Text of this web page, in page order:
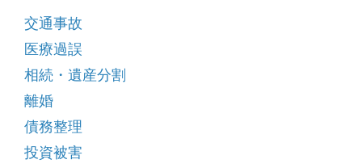
交通事故
医療過誤
相続・遺産分割
離婚
債務整理
投資被害